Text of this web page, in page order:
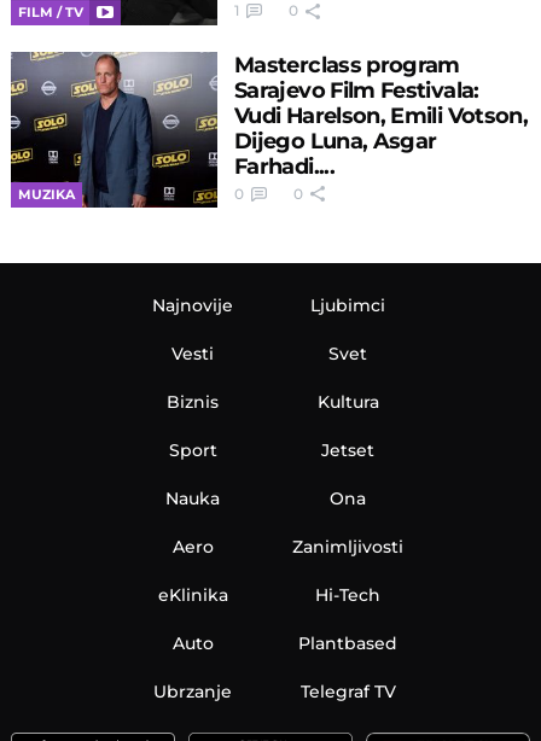
FILM / TV 1 0
MUZIKA
Masterclass program
Sarajevo Film Festivala:
Vudi Harelson, Emili Votson,
Dijego Luna, Asgar
Farhadi....
0 0
Najnovije
Vesti
Biznis
Sport
Nauka
Aero
Ljubimci
Svet
Kultura
Jetset
Ona
Zanimljivosti
eKlinika Hi-Tech
Auto Plantbased
Ubrzanje Telegraf TV